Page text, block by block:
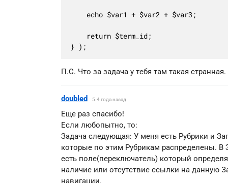
} );
П.С. Что за задача у тебя там такая странная.
doubled 5.4 года назад
Еще раз спасибо!
Если любопытно, то:
Задача следующая: У меня есть Рубрики и
которые по этим Рубрикам распределены. В
есть поле(переключатель) который
наличие или отсутствие ссылки на данную
навигации.